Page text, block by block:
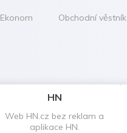
Ekonom Obchodní věstník
HN
Web HN.cz bez reklam a
aplikace HN.